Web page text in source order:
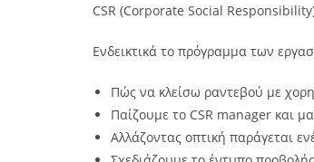
CSR (Corporate Social
Ενδεικτικά το πρόγραμμα των
Πώς να κλείσω ραντεβού με
Παίζουμε το CSR manager και
Αλλάζοντας οπτική παράγεται